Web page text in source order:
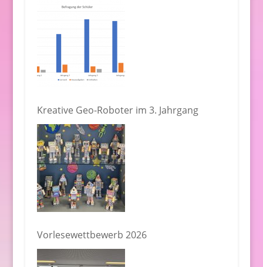
Kreative Geo-Roboter im 3. Jahrgang
Vorlesewettbewerb 2026